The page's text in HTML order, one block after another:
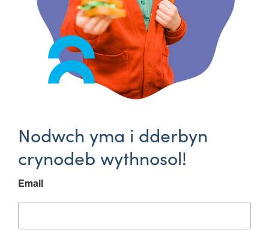
Nodwch yma i dderbyn
crynodeb wythnosol!
Email